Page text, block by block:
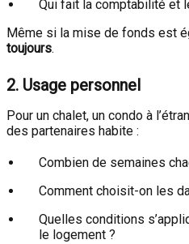
Qui fait la comptabilité et
Même si la mise de fonds est
toujours.
2. Usage personnel
Pour un chalet, un condo à
des partenaires habite :
Combien de semaines
Comment choisit-on les
Quelles conditions
le logement ?